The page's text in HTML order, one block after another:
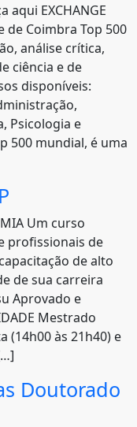
EXCHANGE
de Coimbra Top 500
análise crítica,
ciência e de
disponíveis:
Psicologia e
500 mundial, é uma
Um curso
profissionais de
de alto
de sua carreira
Aprovado e
Mestrado
(14h00 às 21h40) e
Doutorado